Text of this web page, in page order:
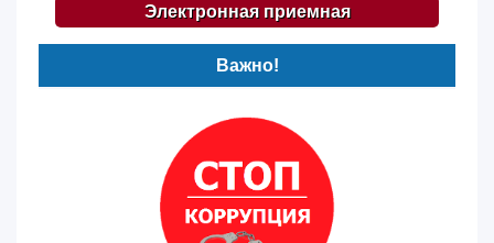
Электронная приемная
Важно!